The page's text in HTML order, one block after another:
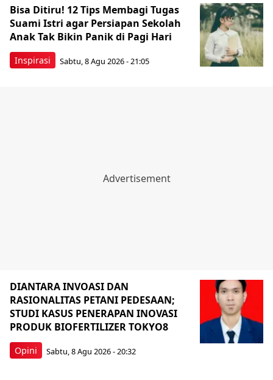
Inspirasi
Bisa Ditiru! 12 Tips Membagi Tugas
Suami Istri agar Persiapan Sekolah
Anak Tak Bikin Panik di Pagi Hari
Sabtu, 8 Agu 2026 - 21:05
Opini
DIANTARA INVOASI DAN
RASIONALITAS PETANI PEDESAAN;
STUDI KASUS PENERAPAN INOVASI
PRODUK BIOFERTILIZER TOKYO8
Sabtu, 8 Agu 2026 - 20:32